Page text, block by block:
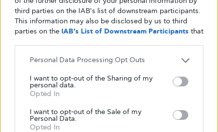
third parties on the IAB’s list of downstream participants.
This information may also be disclosed by us to third
parties on the IAB’s List of Downstream Participants that
Personal Data Processing Opt Outs
I want to opt-out of the Sharing of my
personal data.
Opted In
I want to opt-out of the Sale of my
Personal Data.
Opted In
άνθρωπο.
Περιορισμοί της
μελέτης
Οι ερευνητές αναγνώρισαν ορισμένους
περιορισμούς που πρέπει να ληφθούν υπόψη